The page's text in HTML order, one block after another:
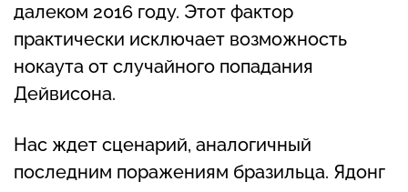
далеком 2016 году. Этот фактор
практически исключает возможность
нокаута от случайного попадания
Дейвисона.
Нас ждет сценарий, аналогичный
последним поражениям бразильца. Ядонг